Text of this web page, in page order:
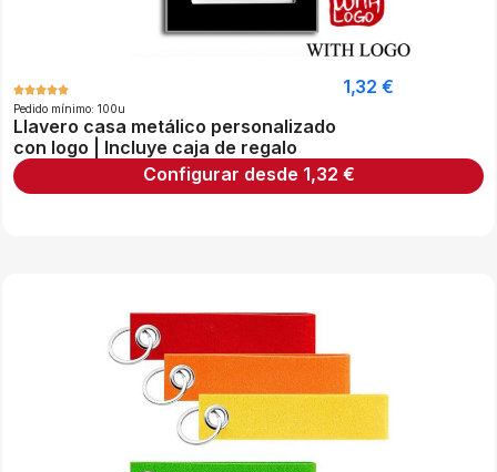
Pedido mínimo: 100u
Llavero casa metálico personalizado
con logo | Incluye caja de regalo
1,32 €
Configurar desde 1,32 €